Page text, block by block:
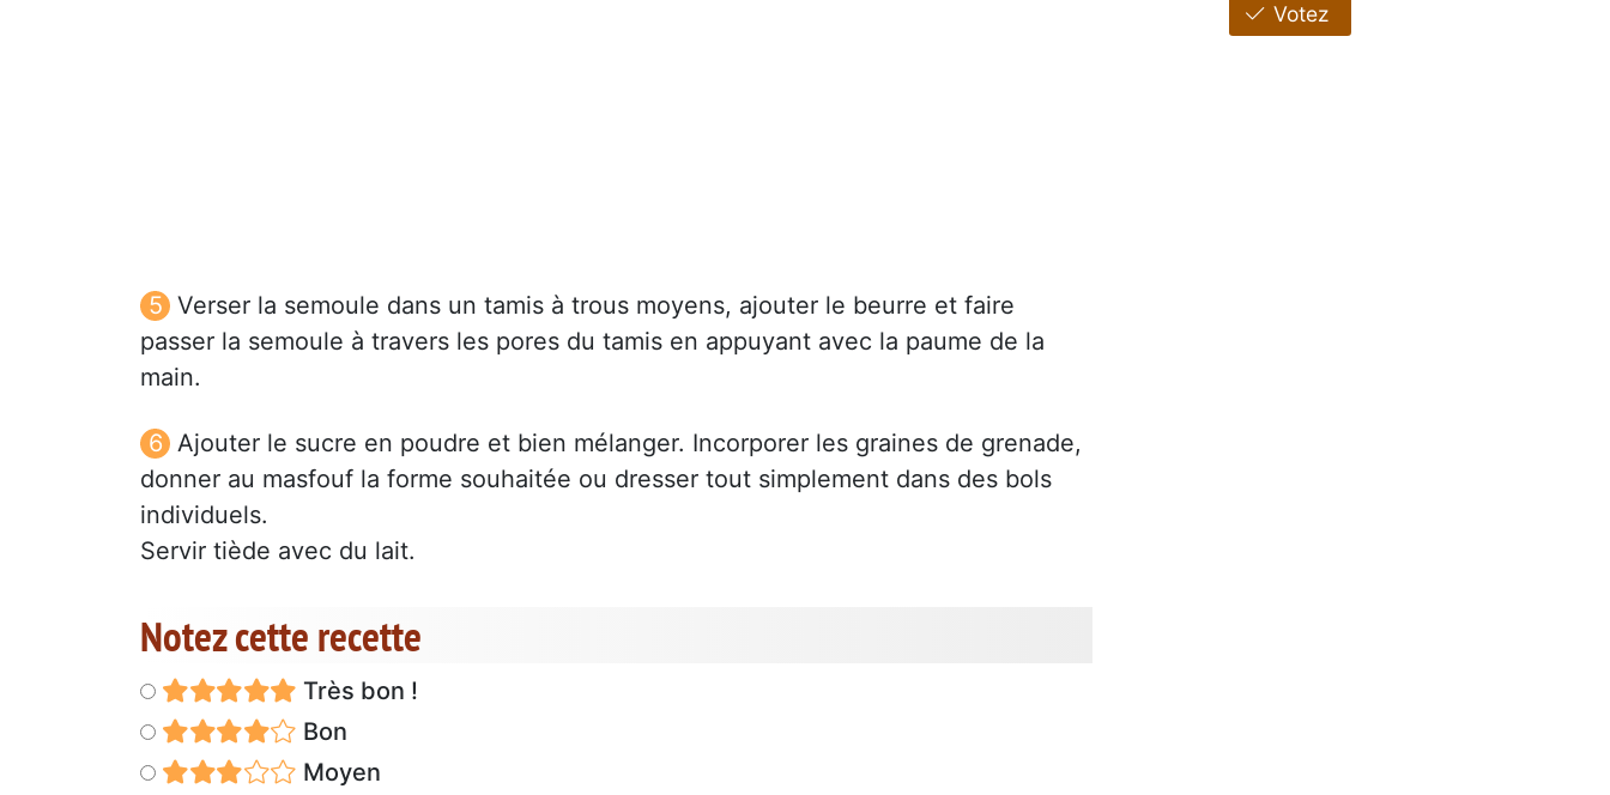
Verser la semoule dans un tamis à trous moyens, ajouter le beurre et faire
passer la semoule à travers les pores du tamis en appuyant avec la paume de la
main.
Ajouter le sucre en poudre et bien mélanger. Incorporer les graines de grenade,
donner au masfouf la forme souhaitée ou dresser tout simplement dans des bols
individuels.
Servir tiède avec du lait.
Notez cette recette
Très bon !
Bon
Moyen
Votez